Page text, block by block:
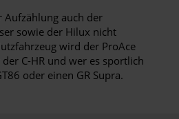
auch der
sowie der Hilux nicht
wird der ProAce
C-HR und wer es sportlich
oder einen GR Supra.